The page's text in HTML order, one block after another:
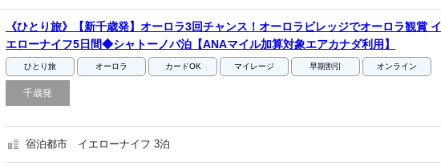
《ひとり旅》【新千歳発】オーロラ3回チャンス！オーロラビレッジでオーロラ観賞 イ
エローナイフ5日間◆シャトーノバ泊【ANAマイル加算対象エアカナダ利用】
ひとり旅 オーロラ カードOK マイレージ 早期割引 オンライン
千歳発
宿泊都市 イエローナイフ 3泊